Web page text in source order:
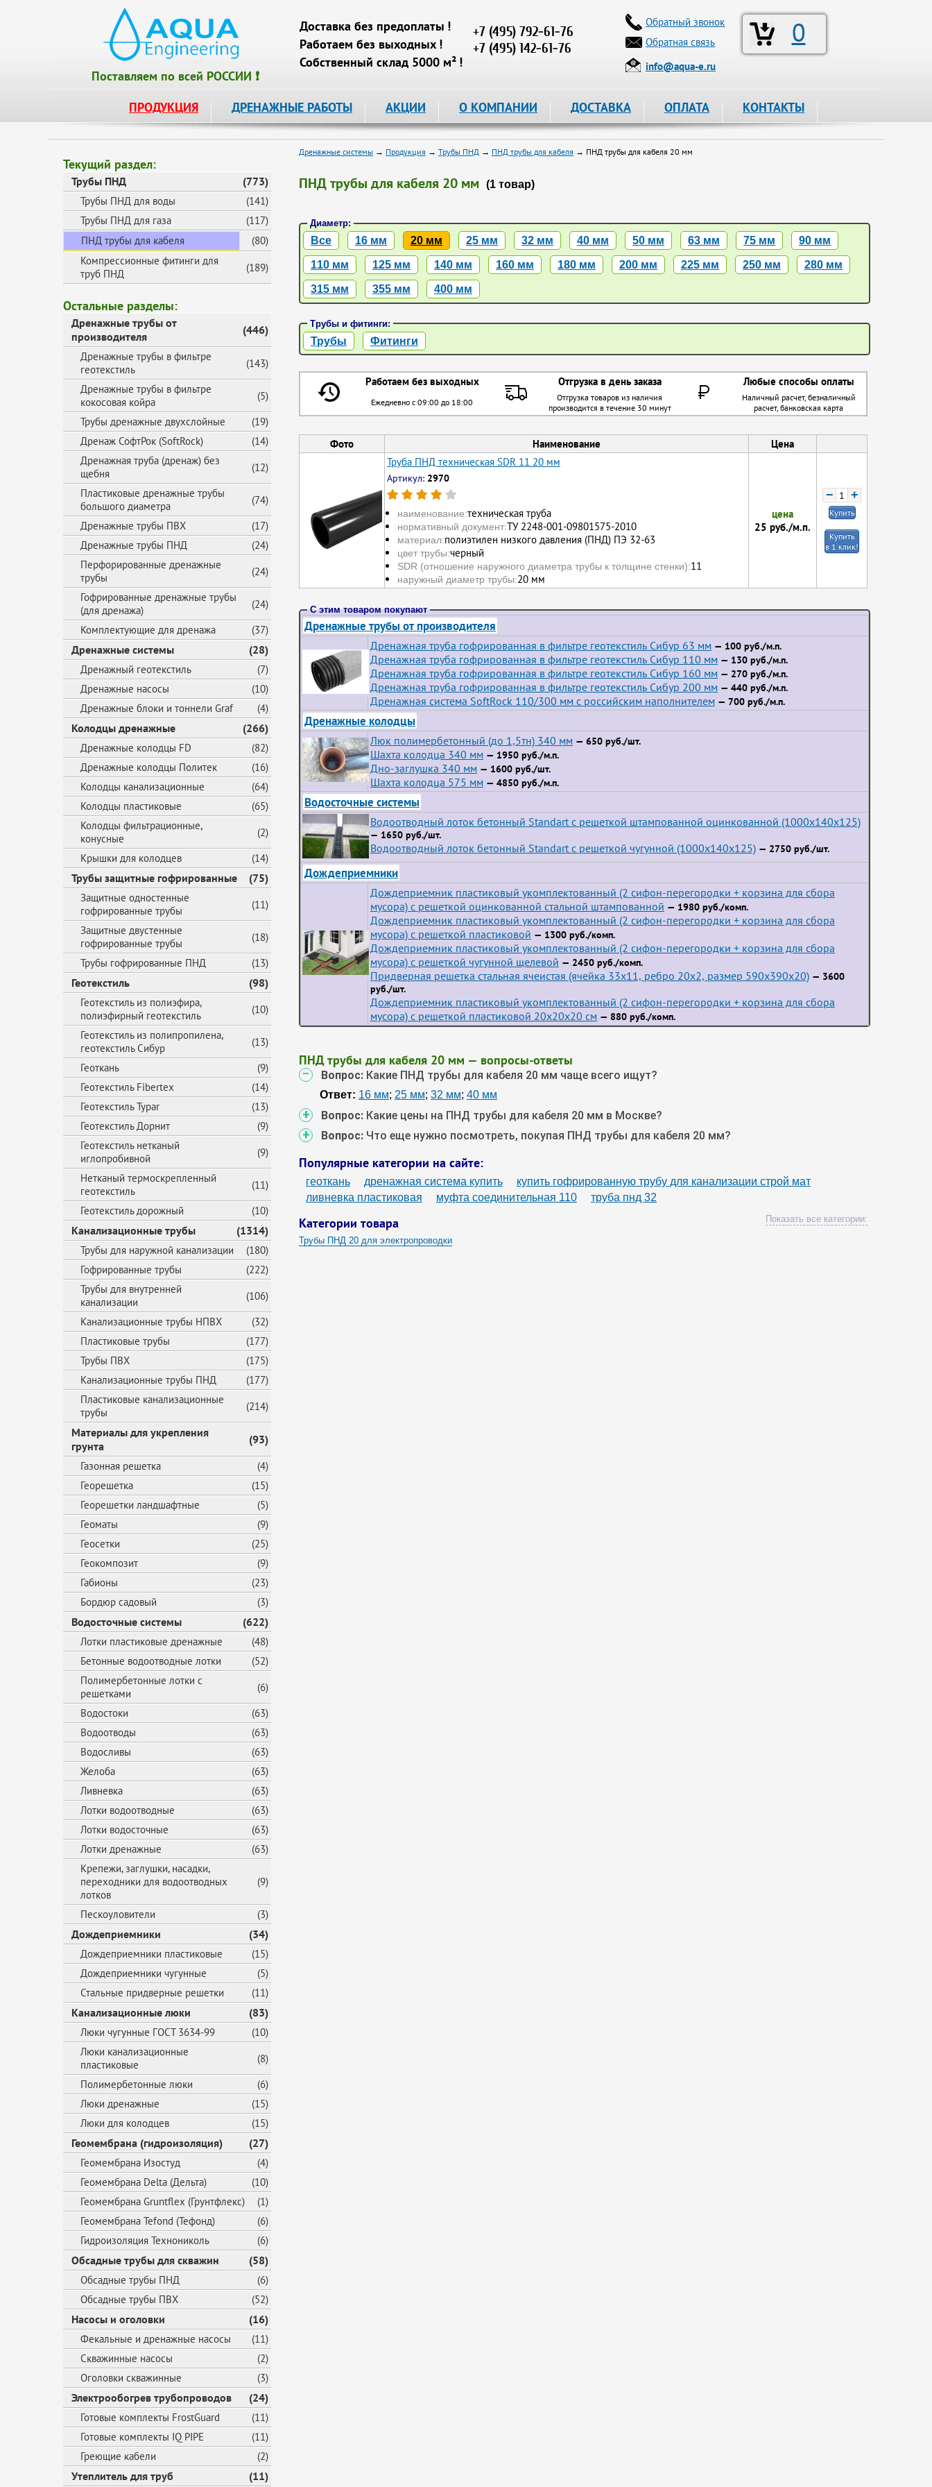
Поставляем по всей РОССИИ ❗
Доставка без предоплаты !
Работаем без выходных !
Собственный склад 5000 м² !
+7 (495) 792-61-76
+7 (495) 142-61-76
0
Обратный звонок
Обратная связь
info@aqua-e.ru
ПРОДУКЦИЯ ДРЕНАЖНЫЕ РАБОТЫ АКЦИИ О КОМПАНИИ ДОСТАВКА ОПЛАТА КОНТАКТЫ
Текущий раздел:
Трубы ПНД (773)
Трубы ПНД для воды
(141)
Трубы ПНД для газа
(117)
ПНД трубы для кабеля
(80)
Компрессионные фитинги для
труб ПНД
(189)
Остальные разделы:
Дренажные трубы от
производителя
(446)
Дренажные трубы в фильтре
геотекстиль
(143)
Дренажные трубы в фильтре
кокосовая койра
(5)
Трубы дренажные двухслойные
(19)
Дренаж СофтРок (SoftRock)
(14)
Дренажная труба (дренаж) без
щебня
(12)
Пластиковые дренажные трубы
большого диаметра
(74)
Дренажные трубы ПВХ
(17)
Дренажные трубы ПНД
(24)
Перфорированные дренажные
трубы
(24)
Гофрированные дренажные трубы
(для дренажа)
(24)
Комплектующие для дренажа
(37)
Дренажные системы (28)
Дренажный геотекстиль
(7)
Дренажные насосы
(10)
Дренажные блоки и тоннели Graf
(4)
Колодцы дренажные (266)
Дренажные колодцы FD
(82)
Дренажные колодцы Политек
(16)
Колодцы канализационные
(64)
Колодцы пластиковые
(65)
Колодцы фильтрационные,
конусные
(2)
Крышки для колодцев
(14)
Трубы защитные гофрированные (75)
Защитные одностенные
гофрированные трубы
(11)
Защитные двустенные
гофрированные трубы
(18)
Трубы гофрированные ПНД
(13)
Геотекстиль (98)
Геотекстиль из полиэфира,
полиэфирный геотекстиль
(10)
Геотекстиль из полипропилена,
геотекстиль Сибур
(13)
Геоткань
(9)
Геотекстиль Fibertex
(14)
Геотекстиль Typar
(13)
Геотекстиль Дорнит
(9)
Геотекстиль нетканый
иглопробивной
(9)
Нетканый термоскрепленный
геотекстиль
(11)
Геотекстиль дорожный
(10)
Канализационные трубы (1314)
Трубы для наружной канализации
(180)
Гофрированные трубы
(222)
Трубы для внутренней
канализации
(106)
Канализационные трубы НПВХ
(32)
Пластиковые трубы
(177)
Трубы ПВХ
(175)
Канализационные трубы ПНД
(177)
Пластиковые канализационные
трубы
(214)
Материалы для укрепления
грунта
(93)
Газонная решетка
(4)
Георешетка
(15)
Георешетки ландшафтные
(5)
Геоматы
(9)
Геосетки
(25)
Геокомпозит
(9)
Габионы
(23)
Бордюр садовый
(3)
Водосточные системы (622)
Лотки пластиковые дренажные
(48)
Бетонные водоотводные лотки
(52)
Полимербетонные лотки с
решетками
(6)
Водостоки
(63)
Водоотводы
(63)
Водосливы
(63)
Желоба
(63)
Ливневка
(63)
Лотки водоотводные
(63)
Лотки водосточные
(63)
Лотки дренажные
(63)
Крепежи, заглушки, насадки,
переходники для водоотводных
лотков
(9)
Пескоуловители (3)
Дождеприемники (34)
Дождеприемники пластиковые
(15)
Дождеприемники чугунные
(5)
Стальные придверные решетки
(11)
Канализационные люки (83)
Люки чугунные ГОСТ 3634-99
(10)
Люки канализационные
пластиковые
(8)
Полимербетонные люки
(6)
Люки дренажные
(15)
Люки для колодцев
(15)
Геомембрана (гидроизоляция) (27)
Геомембрана Изостуд
(4)
Геомембрана Delta (Дельта)
(10)
Геомембрана Gruntflex (Грунтфлекс)
(1)
Геомембрана Tefond (Тефонд)
(6)
Гидроизоляция Технониколь
(6)
Обсадные трубы для скважин (58)
Обсадные трубы ПНД
(6)
Обсадные трубы ПВХ
(52)
Насосы и оголовки (16)
Фекальные и дренажные насосы
(11)
Скважинные насосы
(2)
Оголовки скважинные
(3)
Электрообогрев трубопроводов (24)
Готовые комплекты FrostGuard
(11)
Готовые комплекты IQ PIPE
(11)
Греющие кабели
(2)
Утеплитель для труб (11)
Дренажные системы → Продукция → Трубы ПНД → ПНД трубы для кабеля → ПНД трубы для кабеля 20 мм
ПНД трубы для кабеля 20 мм (1 товар)
Диаметр:
Все 16 мм 20 мм 25 мм 32 мм 40 мм 50 мм 63 мм 75 мм 90 мм
110 мм 125 мм 140 мм 160 мм 180 мм 200 мм 225 мм 250 мм 280 мм
315 мм 355 мм 400 мм
Трубы и фитинги:
Трубы Фитинги
Работаем без выходных Отгрузка в день заказа Любые способы оплаты
Ежедневно с 09:00 до 18:00
Отгрузка товаров из наличия
производится в течение 30 минут
Наличный расчет, безналичный
расчет, банковская карта
Фото Наименование
Цена
Труба ПНД техническая SDR 11 20 мм
Артикул: 2970
наименование:техническая труба
нормативный документ:ТУ 2248-001-09801575-2010
материал:полиэтилен низкого давления (ПНД) ПЭ 32-63
цвет трубы:черный
SDR (отношение наружного диаметра трубы к толщине стенки):11
наружный диаметр трубы:20 мм
цена
25 руб./м.п.
− +
Купить
Купить
в 1 клик!
С этим товаром покупают
Дренажные трубы от производителя
Дренажная труба гофрированная в фильтре геотекстиль Сибур 63 мм — 100 руб./м.п.
Дренажная труба гофрированная в фильтре геотекстиль Сибур 110 мм — 130 руб./м.п.
Дренажная труба гофрированная в фильтре геотекстиль Сибур 160 мм — 270 руб./м.п.
Дренажная труба гофрированная в фильтре геотекстиль Сибур 200 мм — 440 руб./м.п.
Дренажная система SoftRock 110/300 мм с российским наполнителем — 700 руб./м.п.
Дренажные колодцы
Люк полимербетонный (до 1,5тн) 340 мм — 650 руб./шт.
Шахта колодца 340 мм — 1950 руб./м.п.
Дно-заглушка 340 мм — 1600 руб./шт.
Шахта колодца 575 мм — 4850 руб./м.п.
Водосточные системы
Водоотводный лоток бетонный Standart с решеткой штампованной оцинкованной (1000x140x125)
— 1650 руб./шт.
Водоотводный лоток бетонный Standart с решеткой чугунной (1000x140x125) — 2750 руб./шт.
Дождеприемники
Дождеприемник пластиковый укомплектованный (2 сифон-перегородки + корзина для сбора
мусора) с решеткой оцинкованной стальной штампованной — 1980 руб./комп.
Дождеприемник пластиковый укомплектованный (2 сифон-перегородки + корзина для сбора
мусора) с решеткой пластиковой — 1300 руб./комп.
Дождеприемник пластиковый укомплектованный (2 сифон-перегородки + корзина для сбора
мусора) с решеткой чугунной щелевой — 2450 руб./комп.
Придверная решетка стальная ячеистая (ячейка 33x11, ребро 20x2, размер 590x390x20) — 3600
руб./шт.
Дождеприемник пластиковый укомплектованный (2 сифон-перегородки + корзина для сбора
мусора) с решеткой пластиковой 20х20х20 см — 880 руб./комп.
ПНД трубы для кабеля 20 мм — вопросы-ответы
Вопрос: Какие ПНД трубы для кабеля 20 мм чаще всего ищут?
Ответ: 16 мм; 25 мм; 32 мм; 40 мм
Вопрос: Какие цены на ПНД трубы для кабеля 20 мм в Москве?
Вопрос: Что еще нужно посмотреть, покупая ПНД трубы для кабеля 20 мм?
Популярные категории на сайте:
геоткань дренажная система купить
купить гофрированную трубу для канализации строй мат
ливневка пластиковая
муфта соединительная 110 труба пнд 32
Категории товара Показать все категории:
Трубы ПНД 20 для электропроводки